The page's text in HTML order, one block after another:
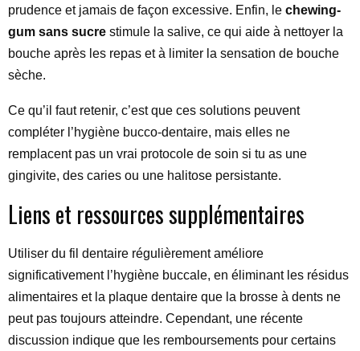
prudence et jamais de façon excessive. Enfin, le chewing-
gum sans sucre stimule la salive, ce qui aide à nettoyer la
bouche après les repas et à limiter la sensation de bouche
sèche.
Ce qu’il faut retenir, c’est que ces solutions peuvent
compléter l’hygiène bucco-dentaire, mais elles ne
remplacent pas un vrai protocole de soin si tu as une
gingivite, des caries ou une halitose persistante.
Liens et ressources supplémentaires
Utiliser du fil dentaire régulièrement améliore
significativement l’hygiène buccale, en éliminant les résidus
alimentaires et la plaque dentaire que la brosse à dents ne
peut pas toujours atteindre. Cependant, une récente
discussion indique que les remboursements pour certains